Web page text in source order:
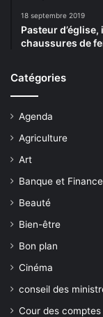
18 septembre 2019
Pasteur
chaussures de
Catégories
Agenda
Agriculture
Art
Banque et
Beauté
Bien-être
Bon plan
Cinéma
conseil des
Cour des comptes